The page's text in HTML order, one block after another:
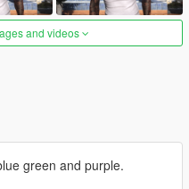
and videos
green and purple.